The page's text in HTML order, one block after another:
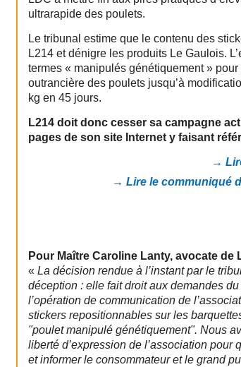
ultrarapide des poulets.
Le tribunal estime que le contenu des
L214 et dénigre les produits Le Gaulois.
termes « manipulés génétiquement »
outrancière des poulets jusqu’à
kg en 45 jours.
L214 doit donc cesser sa campagne
pages de son site Internet y faisant
→
→ Lire le communiqué
Pour Maître Caroline Lanty, avocate de
«La décision rendue à l’instant par le
déception : elle fait droit aux demandes
l’opération de communication de
stickers repositionnables sur les
"poulet manipulé génétiquement". Nous
liberté d’expression de l’association pour
et informer le consommateur et le grand